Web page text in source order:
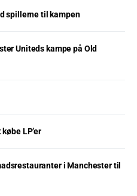
spillerne til kampen
Uniteds kampe på Old
LP’er
i Manchester til